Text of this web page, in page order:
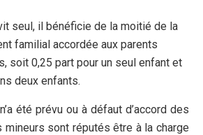
seul, il bénéficie de la moitié de la
familial accordée aux parents
soit 0,25 part pour un seul enfant et
deux enfants.
été prévu ou à défaut d’accord des
sont réputés être à la charge